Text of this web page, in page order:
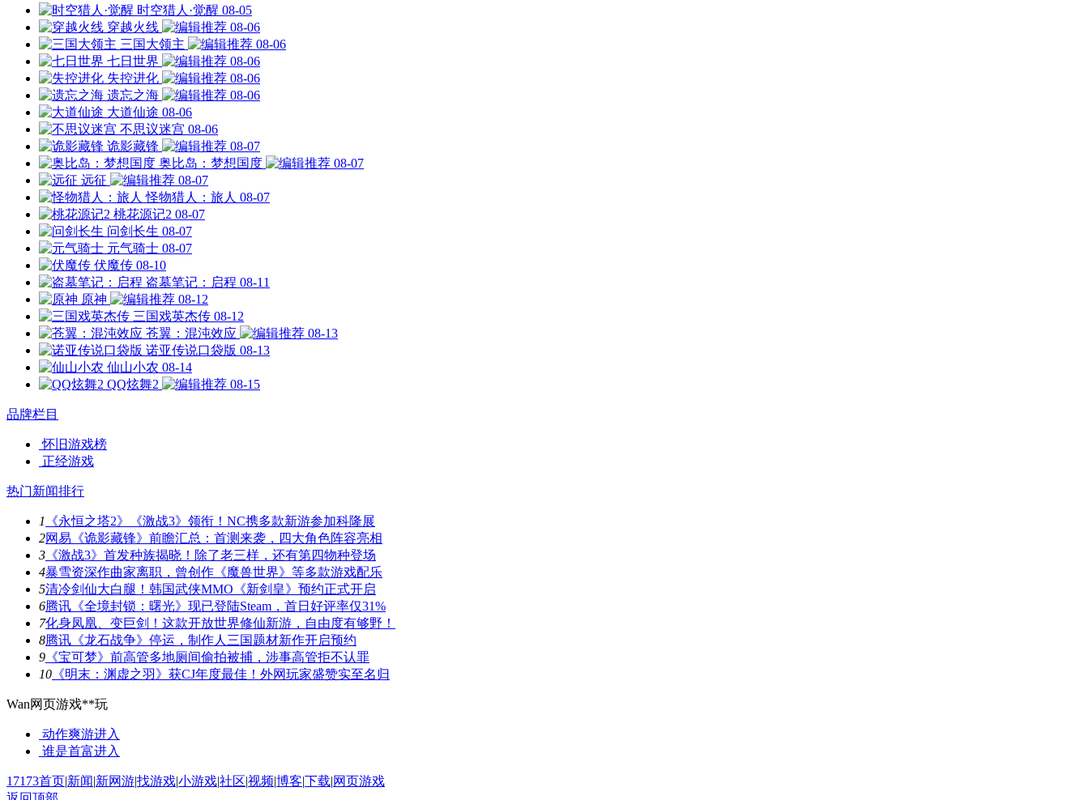
时空猎人·觉醒 08-05
穿越火线
08-06
三国大领主
08-06
七日世界
08-06
失控进化
08-06
遗忘之海
08-06
大道仙途 08-06
不思议迷宫 08-06
诡影藏锋
08-07
奥比岛：梦想国度
08-07
远征
08-07
怪物猎人：旅人 08-07
桃花源记2 08-07
问剑长生 08-07
元气骑士 08-07
伏魔传 08-10
盗墓笔记：启程 08-11
原神
08-12
三国戏英杰传 08-12
苍翼：混沌效应
08-13
诺亚传说口袋版 08-13
仙山小农 08-14
QQ炫舞2
08-15
品牌栏目
怀旧游戏榜
正经游戏
热门新闻排行
1
《永恒之塔2》《激战3》领衔！NC携多款新游参加科隆展
2网易《诡影藏锋》前瞻汇总：首测来袭，四大角色阵容亮相
3 《激战3》首发种族揭晓！除了老三样，还有第四物种登场
4暴雪资深作曲家离职，曾创作《魔兽世界》等多款游戏配乐
5清冷剑仙大白腿！韩国武侠MMO《新剑皇》预约正式开启
6腾讯《全境封锁：曙光》现已登陆Steam，首日好评率仅31%
7化身凤凰、变巨剑！这款开放世界修仙新游，自由度有够野！
8腾讯《龙石战争》停运，制作人三国题材新作开启预约
9 《宝可梦》前高管多地厕间偷拍被捕，涉事高管拒不认罪
10 《明末：渊虚之羽》获CJ年度最佳！外网玩家盛赞实至名归
Wan网页游戏**玩
动作爽游进入
谁是首富进入
17173首页|新闻|新网游|找游戏|小游戏|社区|视频|博客|下载|网页游戏